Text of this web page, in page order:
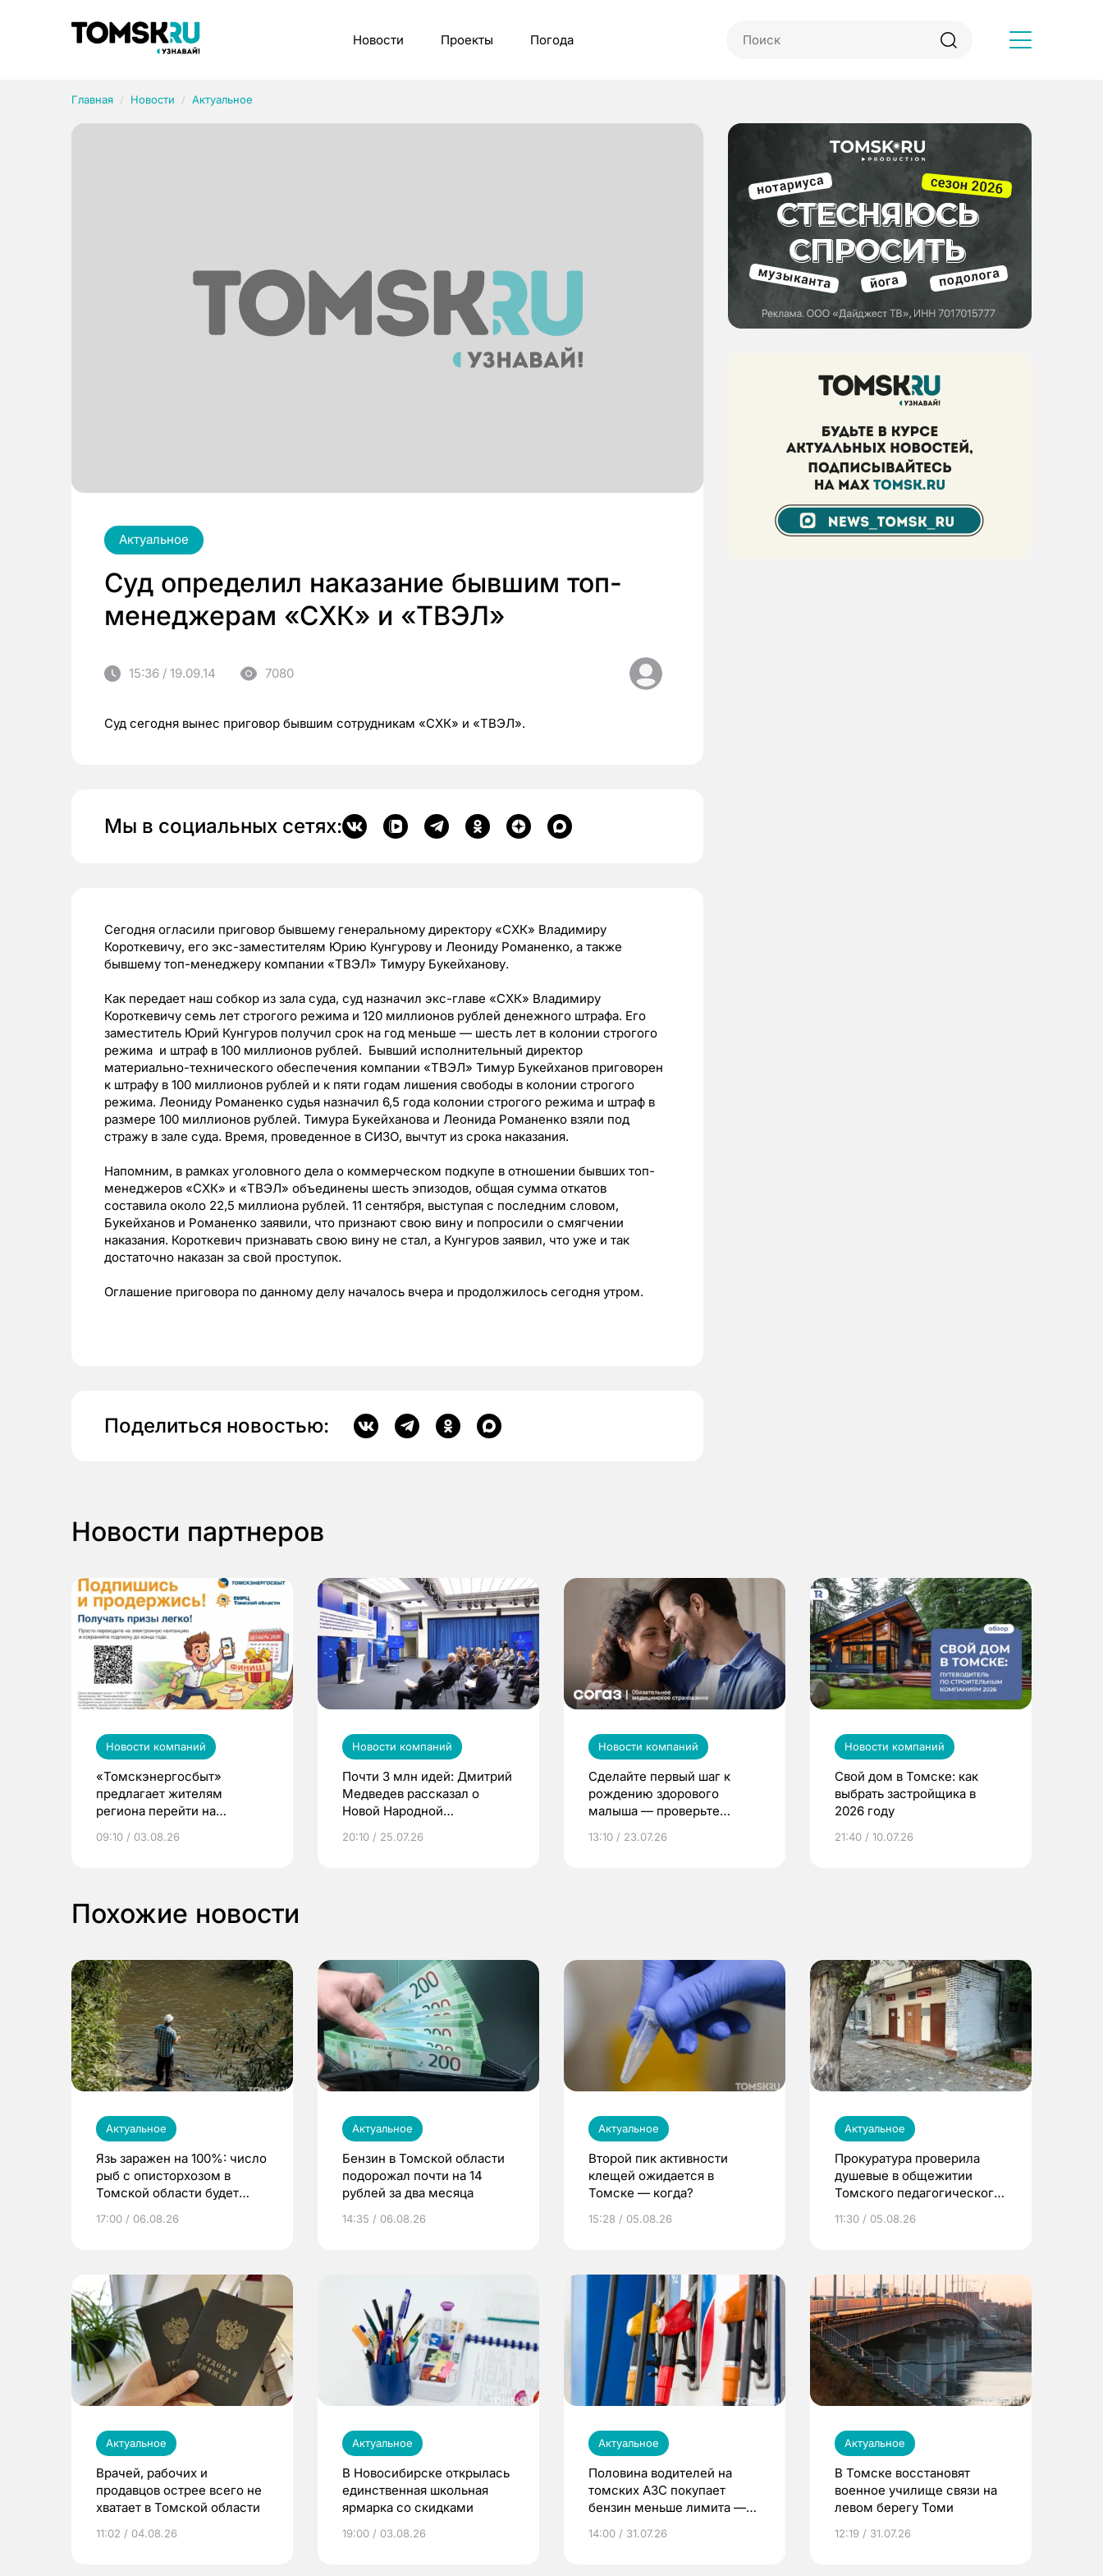
Новости Проекты Погода
Главная Новости Актуальное
Актуальное
Суд определил наказание бывшим топ-
менеджерам «СХК» и «ТВЭЛ»
15:36 / 19.09.14 7080
Суд сегодня вынес приговор бывшим сотрудникам «СХК» и «ТВЭЛ».
Мы в социальных сетях:
Сегодня огласили приговор бывшему генеральному директору «СХК» Владимиру
Короткевичу, его экс-заместителям Юрию Кунгурову и Леониду Романенко, а также
бывшему топ-менеджеру компании «ТВЭЛ» Тимуру Букейханову.
Как передает наш собкор из зала суда, суд назначил экс-главе «СХК» Владимиру
Короткевичу семь лет строгого режима и 120 миллионов рублей денежного штрафа. Его
заместитель Юрий Кунгуров получил срок на год меньше — шесть лет в колонии строгого
режима и штраф в 100 миллионов рублей. Бывший исполнительный директор
материально-технического обеспечения компании «ТВЭЛ» Тимур Букейханов приговорен
к штрафу в 100 миллионов рублей и к пяти годам лишения свободы в колонии строгого
режима. Леониду Романенко судья назначил 6,5 года колонии строгого режима и штраф в
размере 100 миллионов рублей. Тимура Букейханова и Леонида Романенко взяли под
стражу в зале суда. Время, проведенное в СИЗО, вычтут из срока наказания.
Напомним, в рамках уголовного дела о коммерческом подкупе в отношении бывших топ-
менеджеров «СХК» и «ТВЭЛ» объединены шесть эпизодов, общая сумма откатов
составила около 22,5 миллиона рублей. 11 сентября, выступая с последним словом,
Букейханов и Романенко заявили, что признают свою вину и попросили о смягчении
наказания. Короткевич признавать свою вину не стал, а Кунгуров заявил, что уже и так
достаточно наказан за свой проступок.
Оглашение приговора по данному делу началось вчера и продолжилось сегодня утром.
Поделиться новостью:
Новости партнеров
Новости компаний
«Томскэнергосбыт»
предлагает жителям
региона перейти на
выиграть призы
09:10 / 03.08.26
Новости компаний
Почти 3 млн идей: Дмитрий
Медведев рассказал о
Новой Народной
20:10 / 25.07.26
Новости компаний
Сделайте первый шаг к
рождению здорового
малыша — проверьте
по ОМС!
13:10 / 23.07.26
Новости компаний
Свой дом в Томске: как
выбрать застройщика в
2026 году
21:40 / 10.07.26
Похожие новости
Актуальное
Язь заражен на 100%: число
рыб с описторхозом в
Томской области будет
17:00 / 06.08.26
Актуальное
Бензин в Томской области
подорожал почти на 14
рублей за два месяца
14:35 / 06.08.26
Актуальное
Второй пик активности
клещей ожидается в
Томске — когда?
15:28 / 05.08.26
Актуальное
Прокуратура проверила
душевые в общежитии
Томского педагогического
11:30 / 05.08.26
Актуальное
Врачей, рабочих и
продавцов острее всего не
хватает в Томской области
11:02 / 04.08.26
Актуальное
В Новосибирске открылась
единственная школьная
ярмарка со скидками
19:00 / 03.08.26
Актуальное
Половина водителей на
томских АЗС покупает
бензин меньше лимита —
14:00 / 31.07.26
Актуальное
В Томске восстановят
военное училище связи на
левом берегу Томи
12:19 / 31.07.26
Рубрики